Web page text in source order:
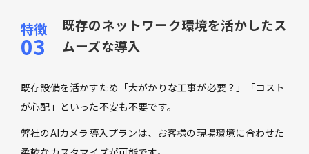
既存のネットワーク環境を活かしたス
ムーズな導入
既存設備を活かすため「大がかりな工事が必要？」「コスト
が心配」といった不安も不要です。
弊社のAIカメラ導入プランは、お客様の現場環境に合わせた